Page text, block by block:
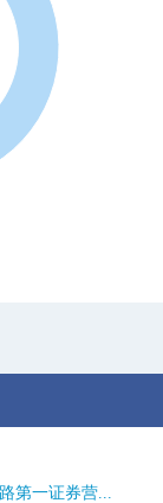
第一证券营...